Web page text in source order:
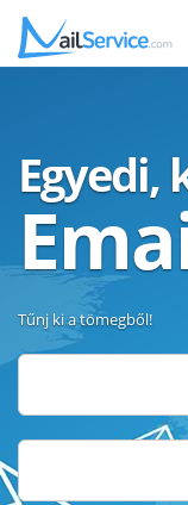
Egyedi,
Tűnj ki a tömegből!